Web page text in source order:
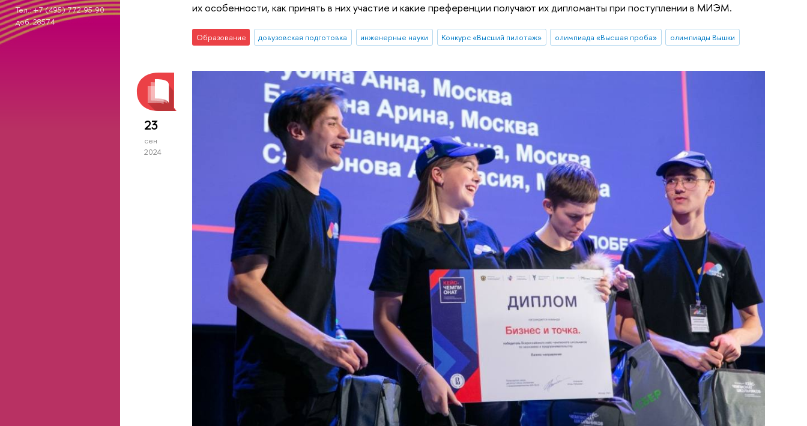
Тел.: +7 (495) 772-95-90
доб. 28574
их особенности, как принять в них участие и какие преференции получают их дипломанты при поступлении в МИЭМ.
Образование довузовская подготовка инженерные науки Конкурс «Высший пилотаж» олимпиада «Высшая проба» олимпиады Вышки
23
сен
2024